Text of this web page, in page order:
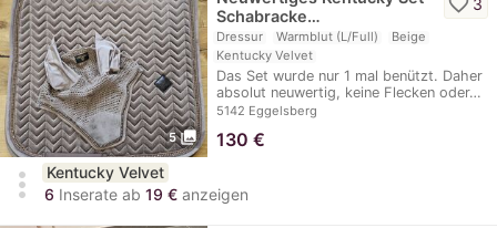
5 photo_library
Schabracke…
Dressur Warmblut (L/Full)
Beige
Kentucky Velvet
Das Set wurde nur 1 mal benützt. Daher
absolut neuwertig, keine Flecken oder…
5142 Eggelsberg
3
130 €
more_vert
Kentucky Velvet
6 Inserate ab 19 € anzeigen